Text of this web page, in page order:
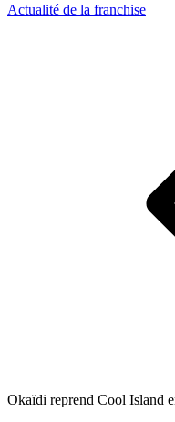
Actualité de la franchise
Okaïdi reprend Cool Island